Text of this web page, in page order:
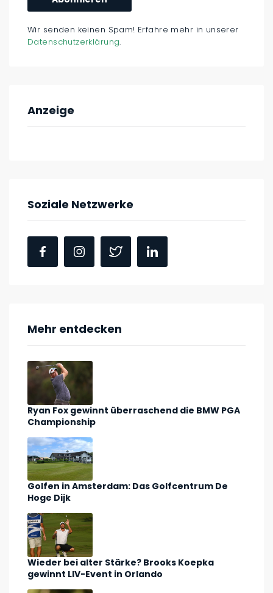
Wir senden keinen Spam! Erfahre mehr in unserer
Datenschutzerklärung.
Anzeige
Soziale Netzwerke
Mehr entdecken
Ryan Fox gewinnt überraschend die BMW PGA
Championship
Golfen in Amsterdam: Das Golfcentrum De
Hoge Dijk
Wieder bei alter Stärke? Brooks Koepka
gewinnt LIV-Event in Orlando